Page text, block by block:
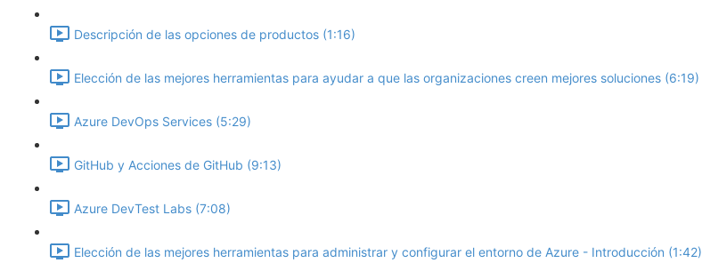
Descripción de las opciones de productos (1:16)
Elección de las mejores herramientas para ayudar a que las organizaciones creen mejores soluciones (6:19)
Azure DevOps Services (5:29)
GitHub y Acciones de GitHub (9:13)
Azure DevTest Labs (7:08)
Elección de las mejores herramientas para administrar y configurar el entorno de Azure - Introducción (1:42)